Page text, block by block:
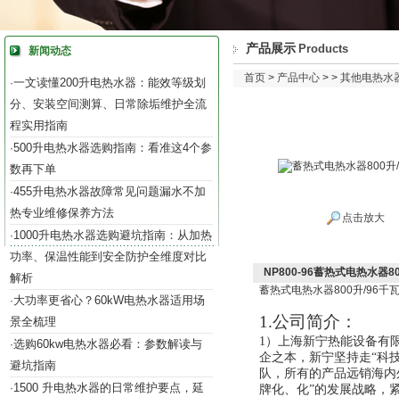
新闻动态
·一文读懂200升电热水器：能效等级划
分、安装空间测算、日常除垢维护全流
程实用指南
·500升电热水器选购指南：看准这4个参
数再下单
·455升电热水器故障常见问题漏水不加
热专业维修保养方法
·1000升电热水器选购避坑指南：从加热
功率、保温性能到安全防护全维度对比
解析
·大功率更省心？60kW电热水器适用场
景全梳理
·选购60kw电热水器必看：参数解读与
避坑指南
·1500 升电热水器的日常维护要点，延
产品展示 Products
首页 > 产品中心 > > 其他电热水
点击放大
NP800-96蓄热式电热水器
蓄热式电热水器800升/96千瓦
1.公司简介 ：
1） 上海新宁热能设备有
企之本 ， 新宁坚持走“科
队，所有的产品远销海
牌化、化”的发展战略，